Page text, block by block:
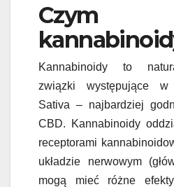
Kannabinoidy to
związki występujące
Sativa – najbardziej
CBD. Kannabinoidy
receptorami
układzie nerwowym
mogą mieć różne